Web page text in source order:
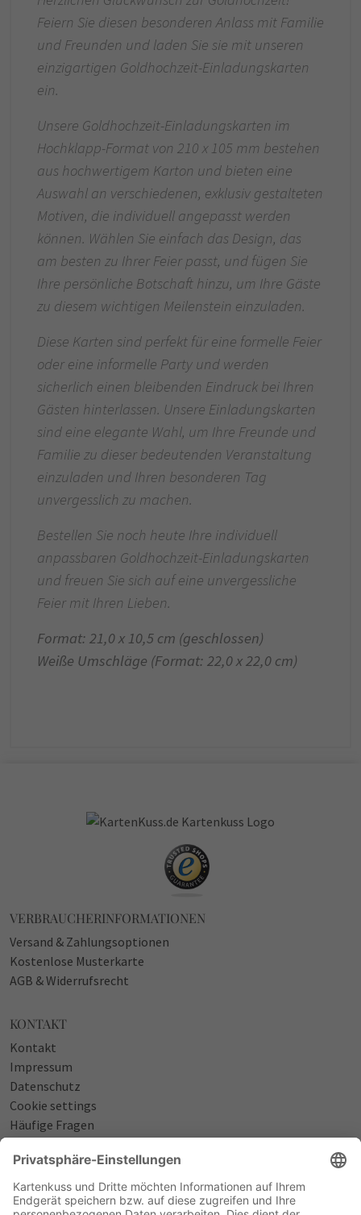
Feiern Sie diesen besonderen Anlass mit Familie
und Freunden und laden Sie sie mit unseren
einzigartigen Goldhochzeit-Einladungskarten
ein.
Unsere Goldhochzeit-Einladungskarten im
Hochklapp-Format von 210 x 105 mm bestehen
aus hochwertigem Karton und bieten eine
Auswahl an verschiedenen, exklusiv gestalteten
Motiven, die individuell angepasst werden
können. Wählen Sie einfach das Design, das
am besten zu Ihrer Feier passt, und fügen Sie
Ihre persönliche Botschaft hinzu, um Ihre Gäste
zu diesem wichtigen Meilenstein einzuladen.
Diese Karten sind perfekt für eine formelle Feier
oder eine informelle Party und werden
sicherlich einen bleibenden Eindruck bei Ihren
Gästen hinterlassen. Unsere Einladungskarten
sind eine elegante Wahl, um Ihre Freunde und
Familie zu dieser bedeutenden Veranstaltung
einzuladen und Ihren besonderen Tag
unvergesslich zu machen.
Bestellen Sie noch heute Ihre individuell
anpassbaren Goldhochzeit-Einladungskarten
und freuen Sie sich auf eine unvergessliche
Feier mit Ihren Lieben.
Format: 21,0 x 10,5 cm (geschlossen)
Weiße Umschläge (Format: 22,0 x 22,0 cm)
VERBRAUCHERINFORMATIONEN
Versand & Zahlungsoptionen
Kostenlose Musterkarte
AGB & Widerrufsrecht
KONTAKT
Kontakt
Impressum
Datenschutz
Cookie settings
Häufige Fragen
NÜTZLICHES
Sprüche zur Geburt